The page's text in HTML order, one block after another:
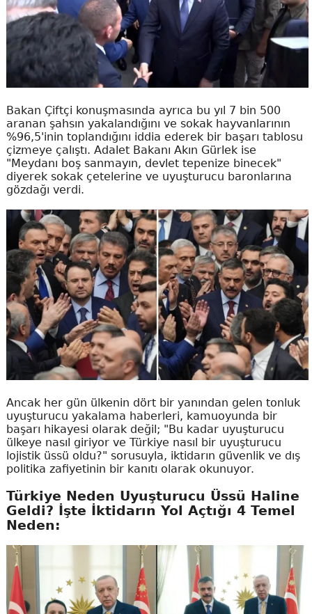
Bakan Çiftçi konuşmasında ayrıca bu yıl 7 bin 500
aranan şahsın yakalandığını ve sokak hayvanlarının
%96,5'inin toplandığını iddia ederek bir başarı tablosu
çizmeye çalıştı. Adalet Bakanı Akın Gürlek ise
"Meydanı boş sanmayın, devlet tepenize binecek"
diyerek sokak çetelerine ve uyuşturucu baronlarına
gözdağı verdi.
Ancak her gün ülkenin dört bir yanından gelen tonluk
uyuşturucu yakalama haberleri, kamuoyunda bir
başarı hikayesi olarak değil; "Bu kadar uyuşturucu
ülkeye nasıl giriyor ve Türkiye nasıl bir uyuşturucu
lojistik üssü oldu?" sorusuyla, iktidarın güvenlik ve dış
politika zafiyetinin bir kanıtı olarak okunuyor.
Türkiye Neden Uyuşturucu Üssü Haline
Geldi? İşte İktidarın Yol Açtığı 4 Temel
Neden: